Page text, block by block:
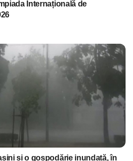
Internațională de
și o gospodărie inundată, în